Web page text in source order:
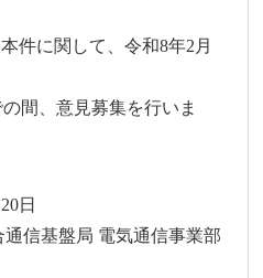
に関して、令和8年2月
間、意見募集を行いま
日
信基盤局 電気通信事業部